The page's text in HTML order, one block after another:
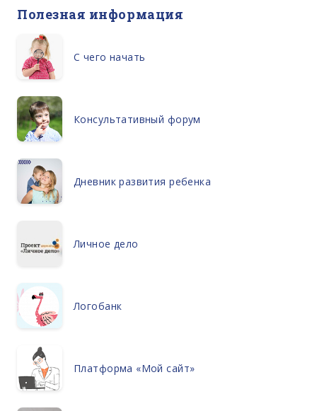
Полезная информация
С чего начать
Консультативный форум
Дневник развития ребенка
Личное дело
Логобанк
Платформа «Мой сайт»